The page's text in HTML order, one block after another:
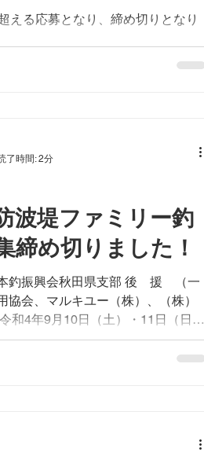
える応募となり、締め切りとなり
波堤ファミリー釣
締め切りました！
振興会秋田県支部 後 援 （一
協会、マルキユー（株）、（株）
和4年9月10日（土）・11日（日）
8時30分～正午まで（2日間同
止の場合、秋有協のホームページ
了時間: 2分